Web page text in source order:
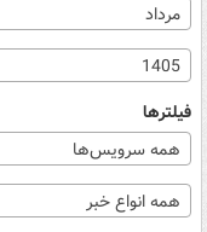
مرداد
1405
فیلترها
همه سرویس‌ها
همه انواع خبر